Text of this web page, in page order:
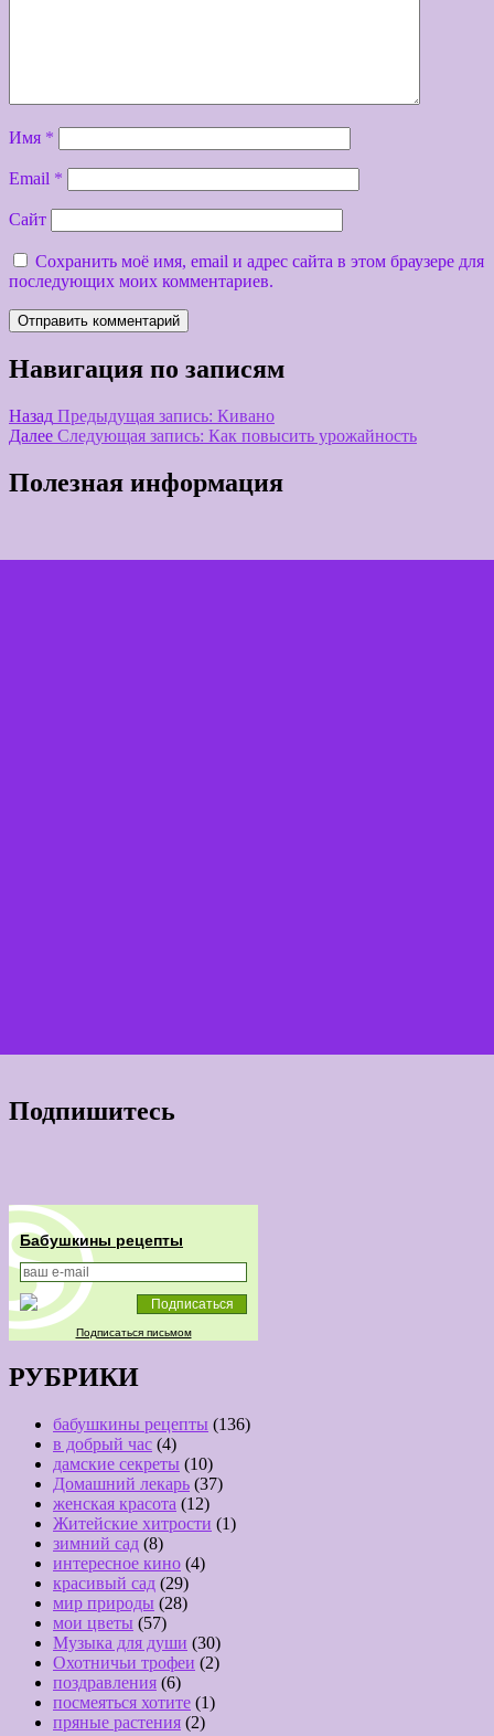
Имя *
Email *
Сайт
Сохранить моё имя, email и адрес сайта в этом браузере для
последующих моих комментариев.
Навигация по записям
Назад Предыдущая запись: Кивано
Далее Следующая запись: Как повысить урожайность
Полезная информация
Подпишитесь
Бабушкины рецепты
Подписаться письмом
РУБРИКИ
бабушкины рецепты (136)
в добрый час (4)
дамские секреты (10)
Домашний лекарь (37)
женская красота (12)
Житейские хитрости (1)
зимний сад (8)
интересное кино (4)
красивый сад (29)
мир природы (28)
мои цветы (57)
Музыка для души (30)
Охотничьи трофеи (2)
поздравления (6)
посмеяться хотите (1)
пряные растения (2)